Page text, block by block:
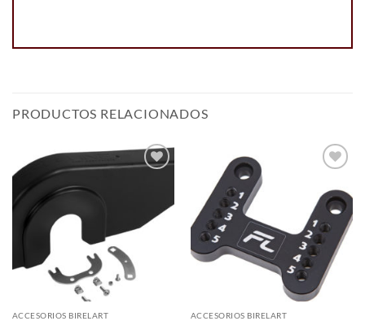
PRODUCTOS RELACIONADOS
ACCESORIOS BIRELART
wishlist
ACCESORIOS BIRELART